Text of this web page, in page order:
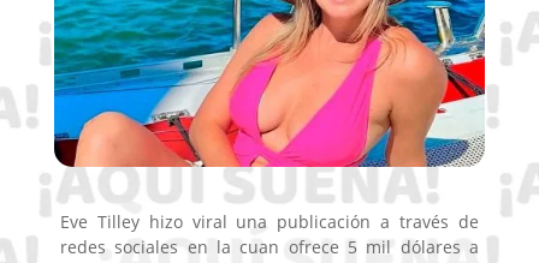
Eve Tilley hizo viral una publicación a través de
redes sociales en la cuan ofrece 5 mil dólares a